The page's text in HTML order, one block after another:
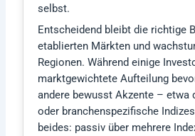
selbst.
Entscheidend bleibt die richtige
etablierten Märkten und
Regionen. Während einige
marktgewichtete Aufteilung
andere bewusst Akzente – etwa
oder branchenspezifische
beides: passiv über mehrere